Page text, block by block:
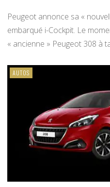
Peugeot annonce sa «
embarqué i-Cockpit. Le
« ancienne » Peugeot 308 à
AUTOS